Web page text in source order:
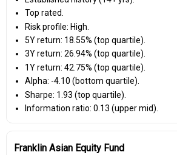
Top rated.
Risk profile: High.
5Y return: 18.55% (top quartile).
3Y return: 26.94% (top quartile).
1Y return: 42.75% (top quartile).
Alpha: -4.10 (bottom quartile).
Sharpe: 1.93 (top quartile).
Information ratio: 0.13 (upper mid).
Franklin Asian Equity Fund